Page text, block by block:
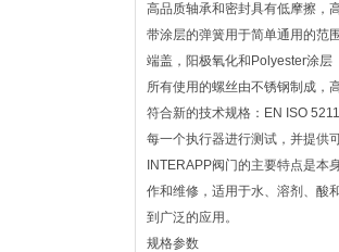
高品质轴承和密封具有低摩擦，
带涂层的弹簧用于简单通用的范
端盖，阳极氧化和Polyester涂层
所有使用的螺丝由不锈钢制成，
符合新的技术规格：EN ISO
每一个执行器进行测试，并提供
INTERAPP阀门的主要特点是
作和维修，适用于水、溶剂、酸
到广泛的应用。
规格参数